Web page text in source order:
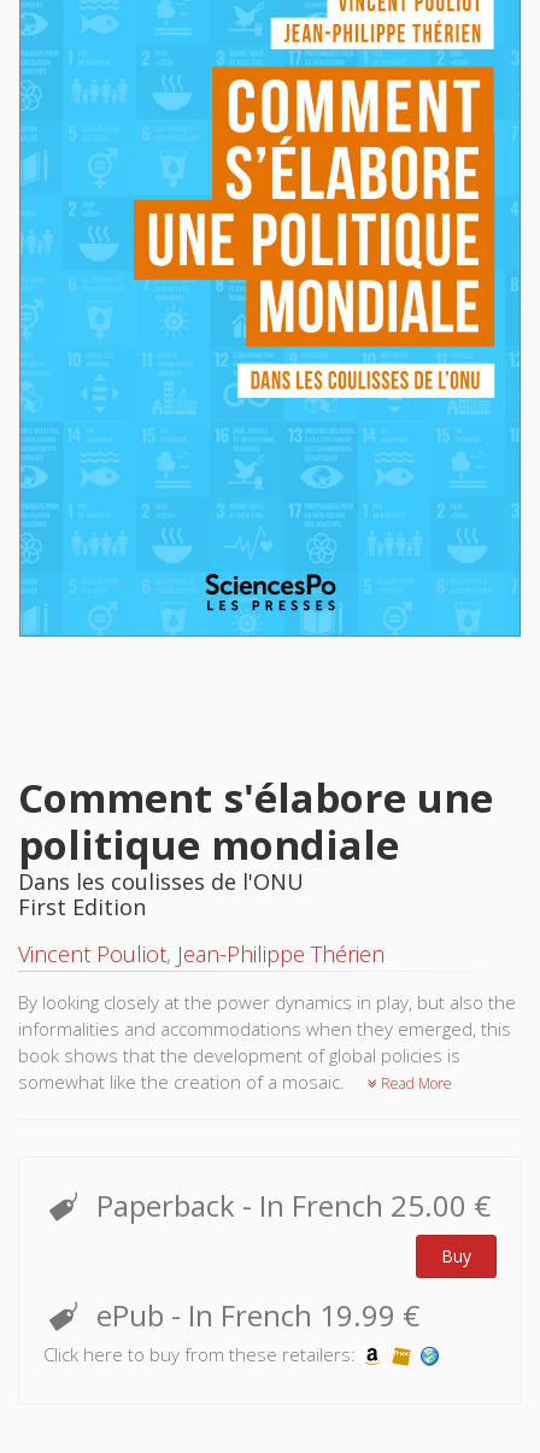
Comment s'élabore une
politique mondiale
Dans les coulisses de l'ONU
First Edition
Vincent Pouliot, Jean-Philippe Thérien
By looking closely at the power dynamics in play, but also the
informalities and accommodations when they emerged, this
book shows that the development of global policies is
somewhat like the creation of a mosaic.
Read More
Paperback - In French 25.00 €
Buy
ePub - In French 19.99 €
Click here to buy from these retailers: